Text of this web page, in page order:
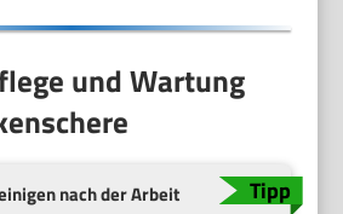
und Wartung
nach der Arbeit